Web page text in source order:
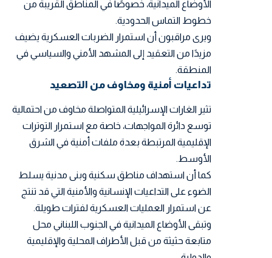
الأوضاع الميدانية، خصوصًا في المناطق القريبة من
خطوط التماس الحدودية.
ويرى مراقبون أن استمرار الضربات العسكرية يضيف
مزيدًا من التعقيد إلى المشهد الأمني والسياسي في
المنطقة.
تداعيات أمنية ومخاوف من التصعيد
تثير الغارات الإسرائيلية المتواصلة مخاوف من احتمالية
توسع دائرة المواجهات، خاصة مع استمرار التوترات
الإقليمية المرتبطة بعدة ملفات أمنية في الشرق
الأوسط.
كما أن استهداف مناطق سكنية وبنى مدنية يسلط
الضوء على التداعيات الإنسانية والأمنية التي قد تنتج
عن استمرار العمليات العسكرية لفترات طويلة.
وتبقى الأوضاع الميدانية في الجنوب اللبناني محل
متابعة حثيثة من قبل الأطراف المحلية والإقليمية